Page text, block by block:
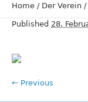
Home / Der Verein /
Published 28.
← Previous